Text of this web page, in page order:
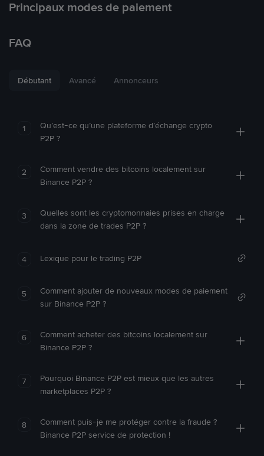
Principaux modes de paiement
FAQ
Débutant Avancé Annonceurs
1
Qu’est-ce qu’une plateforme d’échange crypto
P2P ?
2
Comment vendre des bitcoins localement sur
Binance P2P ?
3
Quelles sont les cryptomonnaies prises en charge
dans la zone de trades P2P ?
4 Lexique pour le trading P2P
5
Comment ajouter de nouveaux modes de paiement
sur Binance P2P ?
6
Comment acheter des bitcoins localement sur
Binance P2P ?
7
Pourquoi Binance P2P est mieux que les autres
marketplaces P2P ?
8
Comment puis-je me protéger contre la fraude ?
Binance P2P service de protection !